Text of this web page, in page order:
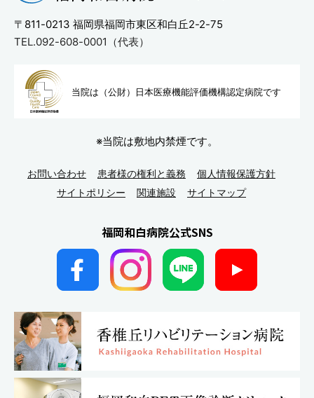
〒811-0213 福岡県福岡市東区和白丘2-2-75
TEL.092-608-0001（代表）
当院は（公財）日本医療機能評価機構認定病院です
※当院は敷地内禁煙です。
お問い合わせ 患者様の権利と義務
個人情報保護方針
サイトポリシー
関連施設 サイトマップ
福岡和白病院公式SNS